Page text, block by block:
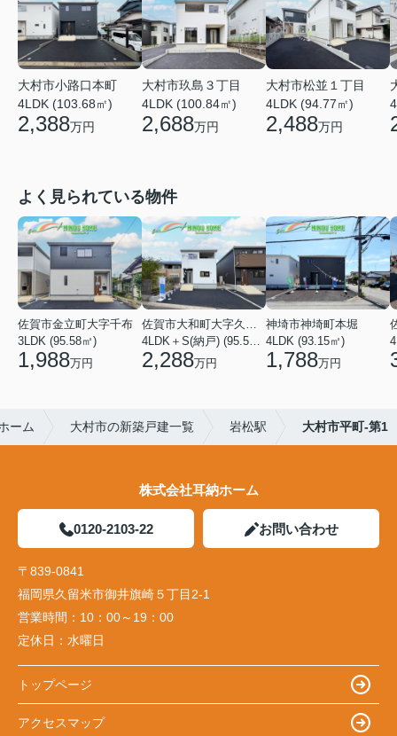
大村市小路口本町
4LDK (103.68㎡)
2,388万円
大村市玖島３丁目
4LDK (100.84㎡)
2,688万円
大村市松並１丁目
4LDK (94.77㎡)
2,488万円
よく見られている物件
佐賀市金立町大字千布
3LDK (95.58㎡)
1,988万円
佐賀市大和町大字久池井
4LDK＋S(納戸) (95.58㎡)
2,288万円
神埼市神埼町本堀
4LDK (93.15㎡)
1,788万円
ーム 大村市の新築戸建一覧 岩松駅 大村市平町-第1
株式会社耳納ホーム
0120-2103-22 お問い合わせ
〒839-0841
福岡県久留米市御井旗崎５丁目2-1
営業時間： 10：00～19：00
定休日： 水曜日
トップページ
アクセスマップ